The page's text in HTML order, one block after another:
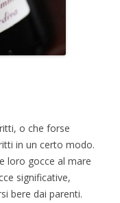
o che forse
in un certo modo.
loro gocce al mare
significative,
bere dai parenti.